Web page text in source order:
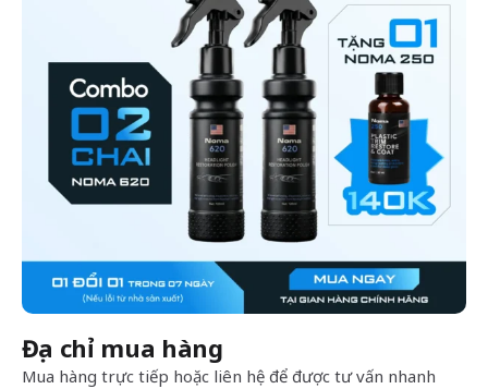
Địa chỉ mua hàng
Mua hàng trực tiếp hoặc liên hệ để được tư vấn nhanh